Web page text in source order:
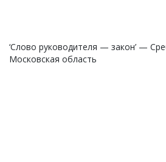
‘Слово руководителя — закон’ —
Московская область